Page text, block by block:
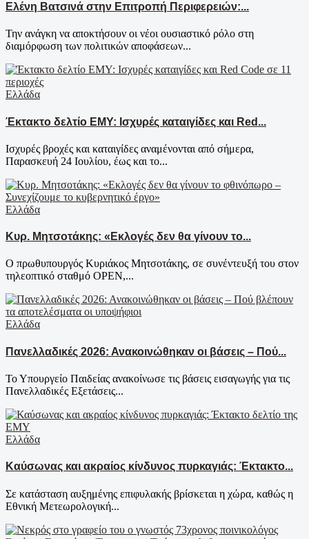
Ελένη Βατσινά στην Επιτροπή Περιφερειών:...
Την ανάγκη να αποκτήσουν οι νέοι ουσιαστικό ρόλο στη
διαμόρφωση των πολιτικών αποφάσεων...
Ελλάδα
Έκτακτο δελτίο ΕΜΥ: Ισχυρές καταιγίδες και Red...
Ισχυρές βροχές και καταιγίδες αναμένονται από σήμερα,
Παρασκευή 24 Ιουλίου, έως και το...
Ελλάδα
Κυρ. Μητσοτάκης: «Εκλογές δεν θα γίνουν το...
Ο πρωθυπουργός Κυριάκος Μητσοτάκης, σε συνέντευξή του στον
τηλεοπτικό σταθμό OPEN,...
Ελλάδα
Πανελλαδικές 2026: Ανακοινώθηκαν οι βάσεις – Πού...
Το Υπουργείο Παιδείας ανακοίνωσε τις βάσεις εισαγωγής για τις
Πανελλαδικές Εξετάσεις...
Ελλάδα
Καύσωνας και ακραίος κίνδυνος πυρκαγιάς: Έκτακτο...
Σε κατάσταση αυξημένης επιφυλακής βρίσκεται η χώρα, καθώς η
Εθνική Μετεωρολογική...